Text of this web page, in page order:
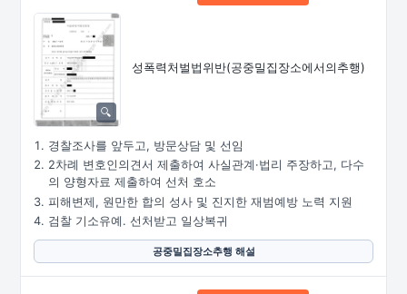
성폭력처벌법위반(공중밀집장소에서의추행)
경찰조사를 앞두고, 방문상담 및 선임
2차례 변호인의견서 제출하여 사실관계·법리 주장하고, 다수
의 양형자료 제출하여 선처 호소
피해변제, 원만한 합의 성사 및 진지한 재범예방 노력 지원
검찰 기소유예. 선처받고 일상복귀
공중밀집장소추행 해설